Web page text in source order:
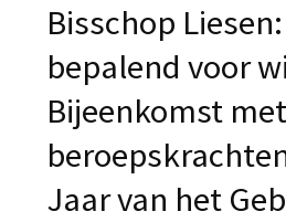
Bisschop
bepalend voor
Bijeenkomst
Jaar van het